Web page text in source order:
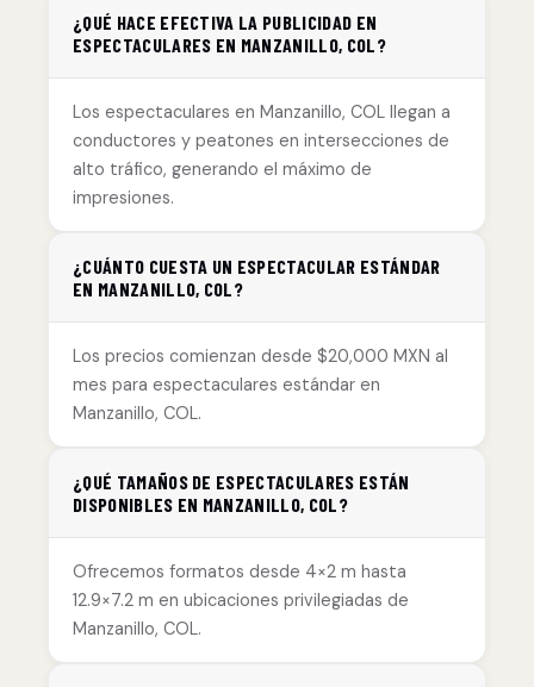
¿QUÉ HACE EFECTIVA LA PUBLICIDAD EN
ESPECTACULARES EN MANZANILLO, COL?
Los espectaculares en Manzanillo, COL llegan a
conductores y peatones en intersecciones de
alto tráfico, generando el máximo de
impresiones.
¿CUÁNTO CUESTA UN ESPECTACULAR ESTÁNDAR
EN MANZANILLO, COL?
Los precios comienzan desde $20,000 MXN al
mes para espectaculares estándar en
Manzanillo, COL.
¿QUÉ TAMAÑOS DE ESPECTACULARES ESTÁN
DISPONIBLES EN MANZANILLO, COL?
Ofrecemos formatos desde 4×2 m hasta
12.9×7.2 m en ubicaciones privilegiadas de
Manzanillo, COL.